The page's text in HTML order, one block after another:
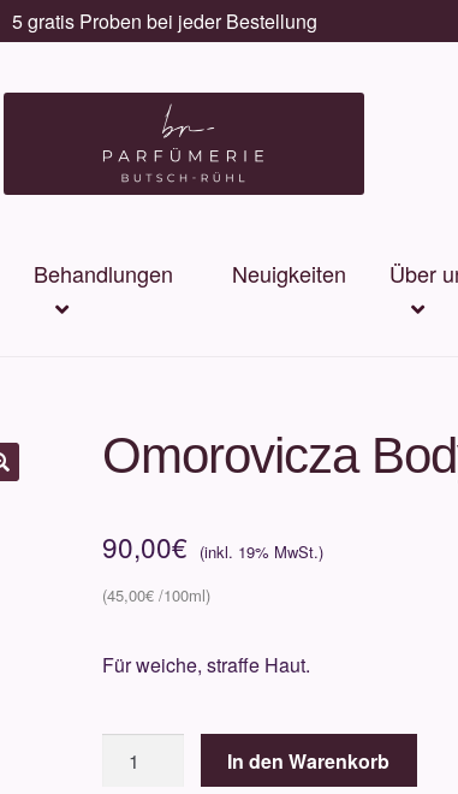
5 gratis Proben bei jeder Bestellung
Behandlungen Neuigkeiten Über
Omorovicza
90,00€
45,00€
Für weiche, straffe Haut.
Body
In den Warenkorb